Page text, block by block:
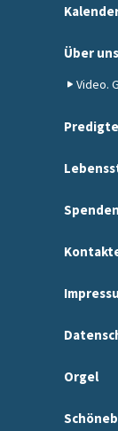
Über uns
Video.
Spenden
Orgel